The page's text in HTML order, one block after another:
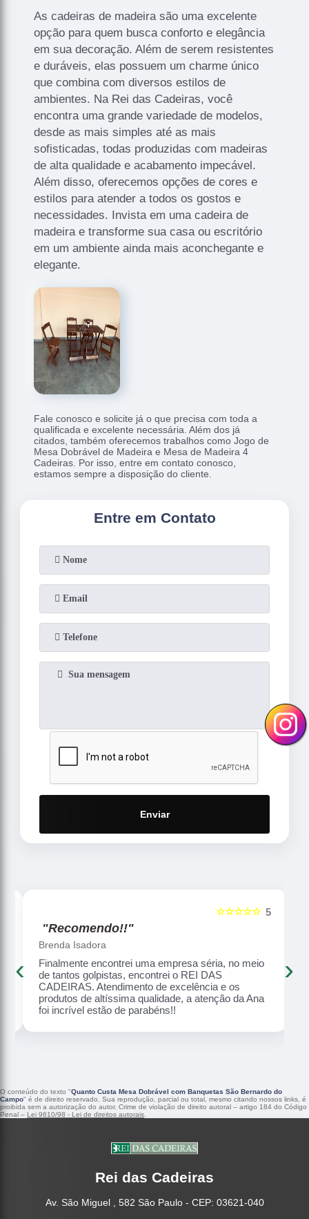
As cadeiras de madeira são uma excelente
opção para quem busca conforto e elegância
em sua decoração. Além de serem resistentes
e duráveis, elas possuem um charme único
que combina com diversos estilos de
ambientes. Na Rei das Cadeiras, você
encontra uma grande variedade de modelos,
desde as mais simples até as mais
sofisticadas, todas produzidas com madeiras
de alta qualidade e acabamento impecável.
Além disso, oferecemos opções de cores e
estilos para atender a todos os gostos e
necessidades. Invista em uma cadeira de
madeira e transforme sua casa ou escritório
em um ambiente ainda mais aconchegante e
elegante.
Fale conosco e solicite já o que precisa com toda a
qualificada e excelente necessária. Além dos já
citados, também oferecemos trabalhos como Jogo de
Mesa Dobrável de Madeira e Mesa de Madeira 4
Cadeiras. Por isso, entre em contato conosco,
estamos sempre a disposição do cliente.
Entre em Contato
Enviar
5
☆☆☆☆☆
"Recomendo!!"
Brenda Isadora
Finalmente encontrei uma empresa séria, no meio
de tantos golpistas, encontrei o REI DAS
CADEIRAS. Atendimento de excelência e os
produtos de altíssima qualidade, a atenção da Ana
foi incrível estão de parabéns!!
‹ ›
O conteúdo do texto "Quanto Custa Mesa Dobrável com Banquetas São Bernardo do
Campo" é de direito reservado. Sua reprodução, parcial ou total, mesmo citando nossos links, é
proibida sem a autorização do autor. Crime de violação de direito autoral – artigo 184 do Código
Penal – Lei 9610/98 - Lei de direitos autorais
Rei das Cadeiras
Av. São Miguel , 582 São Paulo - CEP: 03621-040